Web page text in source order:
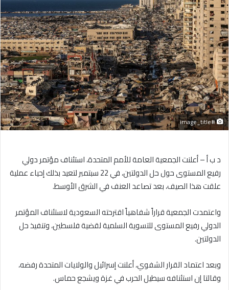
#image_title
د ب أ – أعلنت الجمعية العامة للأمم المتحدة، استئناف مؤتمر دولي
رفيع المستوى حول حل الدولتين، في 22 سبتمبر لتعيد بذلك إحياء عملية
علقت هذا الصيف، بعد تصاعد العنف في الشرق الأوسط.
واعتمدت الجمعية قراراً شفاهياً اقترحته السعودية لاستئناف المؤتمر
الدولي رفيع المستوى للتسوية السلمية لقضية فلسطين، وتنفيذ حل
الدولتين.
وبعد اعتماد القرار الشفوي، أعلنت إسرائيل والولايات المتحدة رفضه،
وقالتا إن استئنافه سيطيل الحرب في غزة ويشجع حماس.